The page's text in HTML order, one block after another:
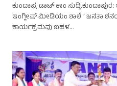
ಕುಂದಾಪ್ರ ಡಾಟ್‌ ಕಾಂ
ಇಂಗ್ಲೀಷ್ ಮೀಡಿಯಂ ಶಾಲೆ ‘ ಜನತಾ
ಕಾರ್ಯಕ್ರಮವು ಬಹಳ…